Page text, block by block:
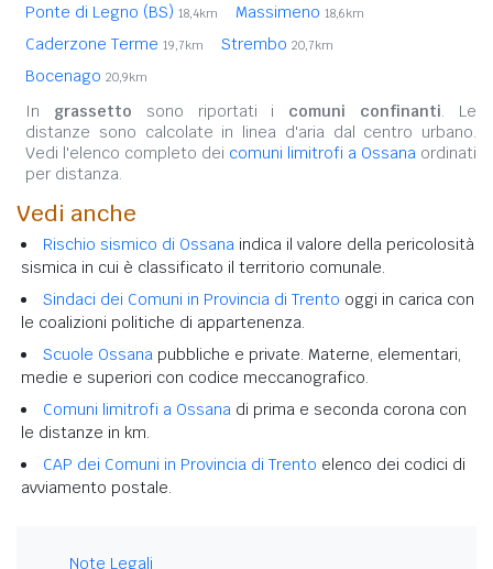
Ponte di Legno (BS) 18,4km Massimeno 18,6km
Caderzone Terme 19,7km Strembo 20,7km
Bocenago 20,9km
In grassetto sono riportati i comuni confinanti. Le
distanze sono calcolate in linea d'aria dal centro urbano.
Vedi l'elenco completo dei comuni limitrofi a Ossana ordinati
per distanza.
Vedi anche
Rischio sismico di Ossana indica il valore della pericolosità
sismica in cui è classificato il territorio comunale.
Sindaci dei Comuni in Provincia di Trento oggi in carica con
le coalizioni politiche di appartenenza.
Scuole Ossana pubbliche e private. Materne, elementari,
medie e superiori con codice meccanografico.
Comuni limitrofi a Ossana di prima e seconda corona con
le distanze in km.
CAP dei Comuni in Provincia di Trento elenco dei codici di
avviamento postale.
Note Legali